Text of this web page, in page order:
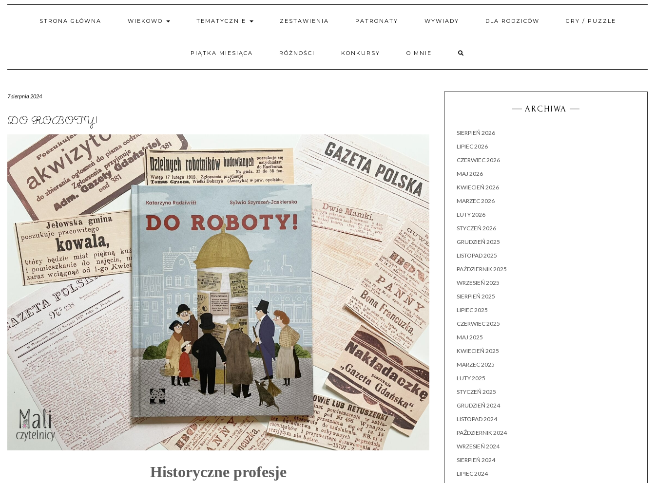
STRONA GŁÓWNA WIEKOWO TEMATYCZNIE ZESTAWIENIA PATRONATY WYWIADY DLA RODZICÓW GRY / PUZZLE
PIĄTKA MIESIĄCA RÓŻNOŚCI KONKURSY O MNIE
7 sierpnia 2024
DO ROBOTY!
Historyczne profesje
ARCHIWA
SIERPIEŃ 2026
LIPIEC 2026
CZERWIEC 2026
MAJ 2026
KWIECIEŃ 2026
MARZEC 2026
LUTY 2026
STYCZEŃ 2026
GRUDZIEŃ 2025
LISTOPAD 2025
PAŹDZIERNIK 2025
WRZESIEŃ 2025
SIERPIEŃ 2025
LIPIEC 2025
CZERWIEC 2025
MAJ 2025
KWIECIEŃ 2025
MARZEC 2025
LUTY 2025
STYCZEŃ 2025
GRUDZIEŃ 2024
LISTOPAD 2024
PAŹDZIERNIK 2024
WRZESIEŃ 2024
SIERPIEŃ 2024
LIPIEC 2024